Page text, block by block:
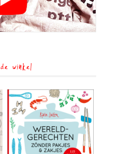
winkel